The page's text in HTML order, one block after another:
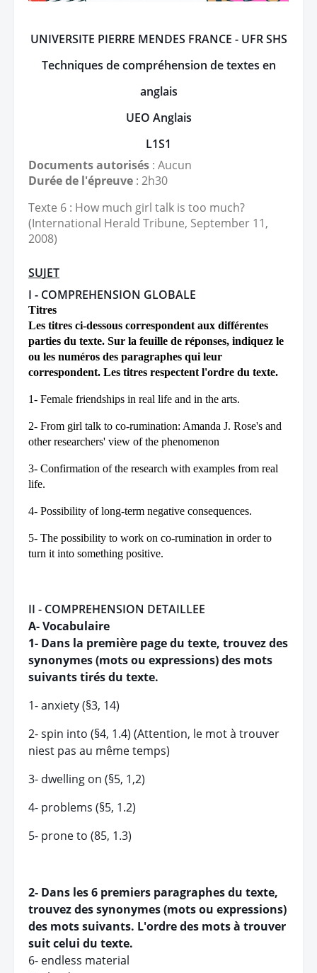
UNIVERSITE PIERRE MENDES FRANCE - UFR SHS
Techniques de compréhension de textes en
anglais
UEO Anglais
L1S1
Documents autorisés : Aucun
Durée de l'épreuve : 2h30
Texte 6 : How much girl talk is too much?
(International Herald Tribune, September 11,
2008)
SUJET
I - COMPREHENSION GLOBALE
Titres
Les titres ci-dessous correspondent aux différentes
parties du texte. Sur la feuille de réponses, indiquez le
ou les numéros des paragraphes qui leur
correspondent. Les titres respectent l'ordre du texte.
1- Female friendships in real life and in the arts.
2- From girl talk to co-rumination: Amanda J. Rose's and
other researchers' view of the phenomenon
3- Confirmation of the research with examples from real
life.
4- Possibility of long-term negative consequences.
5- The possibility to work on co-rumination in order to
turn it into something positive.
II - COMPREHENSION DETAILLEE
A- Vocabulaire
1- Dans la première page du texte, trouvez des
synonymes (mots ou expressions) des mots
suivants tirés du texte.
1- anxiety (§3, 14)
2- spin into (§4, 1.4) (Attention, le mot à trouver
niest pas au même temps)
3- dwelling on (§5, 1,2)
4- problems (§5, 1.2)
5- prone to (85, 1.3)
2- Dans les 6 premiers paragraphes du texte,
trouvez des synonymes (mots ou expressions)
des mots suivants. L'ordre des mots à trouver
suit celui du texte.
6- endless material